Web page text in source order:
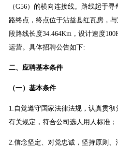
（G56）的横向连接线。路线起于
路终点，终点位于沾益县红瓦房，
段路线长度34.464Km，设计速度
运营。具体招聘公告如下:
二、应聘基本条件
（一）基本条件
1.自觉遵守国家法律法规，认真贯
有关规定，符合公司选人用人标准；
2.信念坚定、对党忠诚，坚持原则